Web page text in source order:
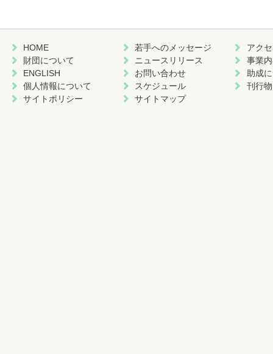
HOME 若手へのメッセージ
アク
財団について
ニュースリリース
事業
ENGLISH
お問い合わせ
助成
個人情報について
スケジュール
刊行物
サイトポリシー
サイトマップ